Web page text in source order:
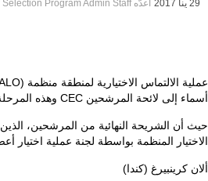
29 ينا 2017 أعدَّه At-Large Board Member Selection Program Admin Staff
عملية الالتماس الاختيارية لمنطقة منظمة
أسماء إلى لائحة المرشحين CEC وهذه
حيث أن الشريحة النهائية من المرشحين، الذين
الاختيار المنظمة بواسطة لجنة عملية اختيار
ألان كرينبيرغ (كندا)